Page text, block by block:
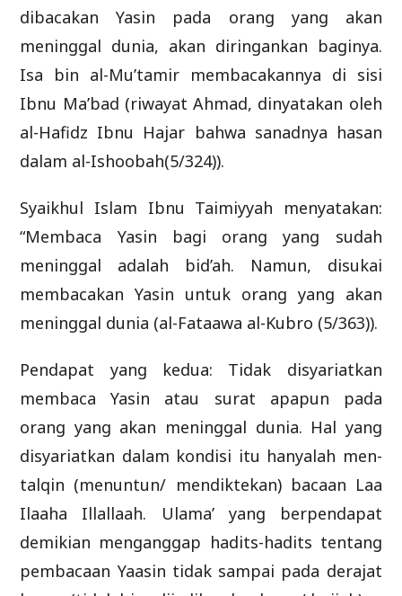
dibacakan Yasin pada orang yang akan
meninggal dunia, akan diringankan baginya.
Isa bin al-Mu’tamir membacakannya di sisi
Ibnu Ma’bad (riwayat Ahmad, dinyatakan oleh
al-Hafidz Ibnu Hajar bahwa sanadnya hasan
dalam al-Ishoobah(5/324)).
Syaikhul Islam Ibnu Taimiyyah menyatakan:
“Membaca Yasin bagi orang yang sudah
meninggal adalah bid’ah. Namun, disukai
membacakan Yasin untuk orang yang akan
meninggal dunia (al-Fataawa al-Kubro (5/363)).
Pendapat yang kedua: Tidak disyariatkan
membaca Yasin atau surat apapun pada
orang yang akan meninggal dunia. Hal yang
disyariatkan dalam kondisi itu hanyalah men-
talqin (menuntun/ mendiktekan) bacaan Laa
Ilaaha Illallaah. Ulama’ yang berpendapat
demikian menganggap hadits-hadits tentang
pembacaan Yaasin tidak sampai pada derajat